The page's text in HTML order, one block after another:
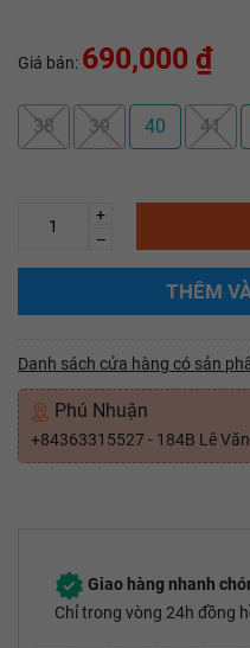
Giá bán: 690,000 ₫
38 39 40 41
+
–
THÊM
Danh sách cửa hàng có sản
Phú Nhuận
+84363315527 - 184B Lê
Giao hàng nhanh
Chỉ trong vòng 24h đồng